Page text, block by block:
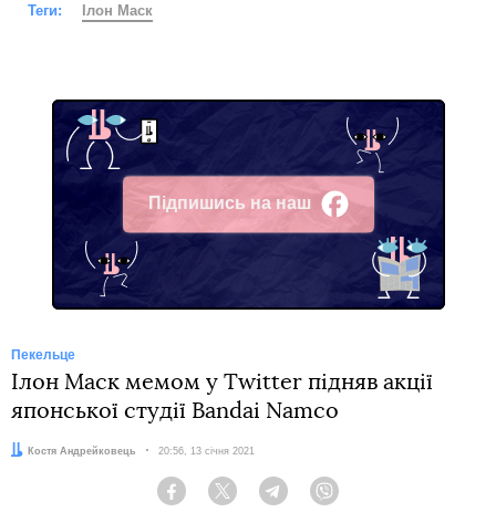
Теги: Ілон Маск
Підпишись на наш
Facebook
Пекельце
Ілон Маск мемом у Twitter підняв акції
японської студії Bandai Namco
Автор:Костя Андрейковець Дата:
20:56, 13 січня 2021
Facebook Twitter Telegram